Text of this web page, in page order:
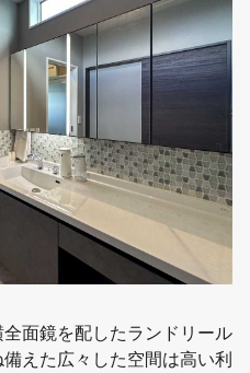
面鏡を配したランドリール
えた広々した空間は高い利